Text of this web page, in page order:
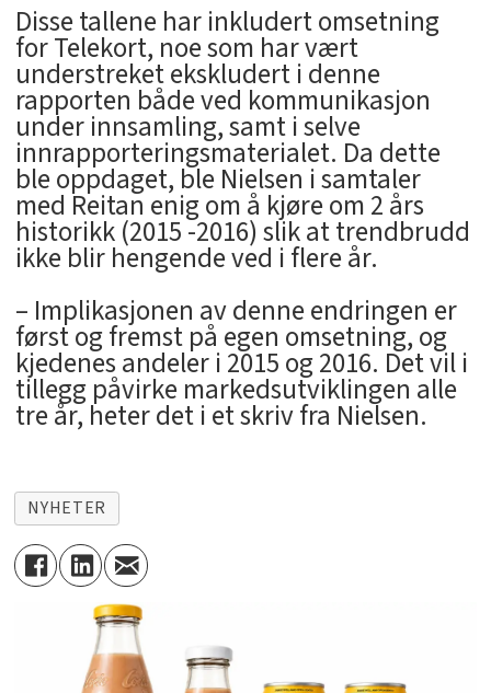
Disse tallene har inkludert omsetning
for Telekort, noe som har vært
understreket ekskludert i denne
rapporten både ved kommunikasjon
under innsamling, samt i selve
innrapporteringsmaterialet. Da dette
ble oppdaget, ble Nielsen i samtaler
med Reitan enig om å kjøre om 2 års
historikk (2015 -2016) slik at trendbrudd
ikke blir hengende ved i flere år.
– Implikasjonen av denne endringen er
først og fremst på egen omsetning, og
kjedenes andeler i 2015 og 2016. Det vil i
tillegg påvirke markedsutviklingen alle
tre år, heter det i et skriv fra Nielsen.
NYHETER